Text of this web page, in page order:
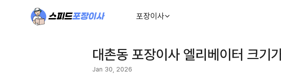
포장이사
대촌동 포장이사 엘리베이터 크기
Jan 30, 2026